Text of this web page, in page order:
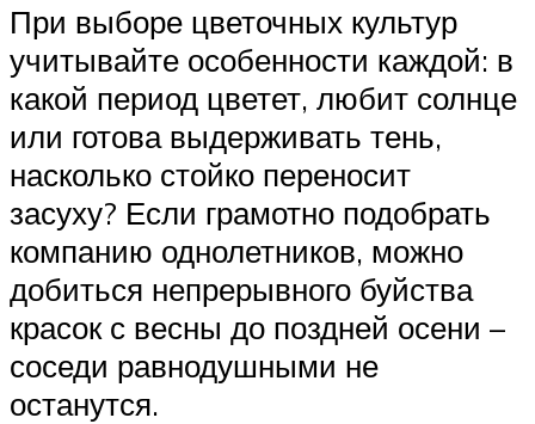
При выборе цветочных культур
учитывайте особенности каждой: в
какой период цветет, любит солнце
или готова выдерживать тень,
насколько стойко переносит
засуху? Если грамотно подобрать
компанию однолетников, можно
добиться непрерывного буйства
красок с весны до поздней осени –
соседи равнодушными не
останутся.